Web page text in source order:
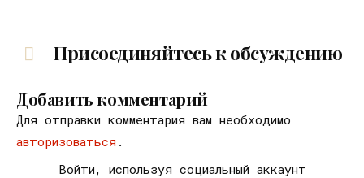
Присоединяйтесь к обсуждению
Добавить комментарий
Для отправки комментария вам необходимо
авторизоваться .
Войти, используя социальный аккаунт